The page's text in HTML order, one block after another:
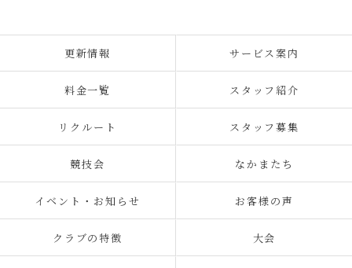
更新情報 サービス案内
料金一覧 スタッフ紹介
リクルート スタッフ募集
競技会 なかまたち
イベント・お知らせ お客様の声
クラブの特徴 大会